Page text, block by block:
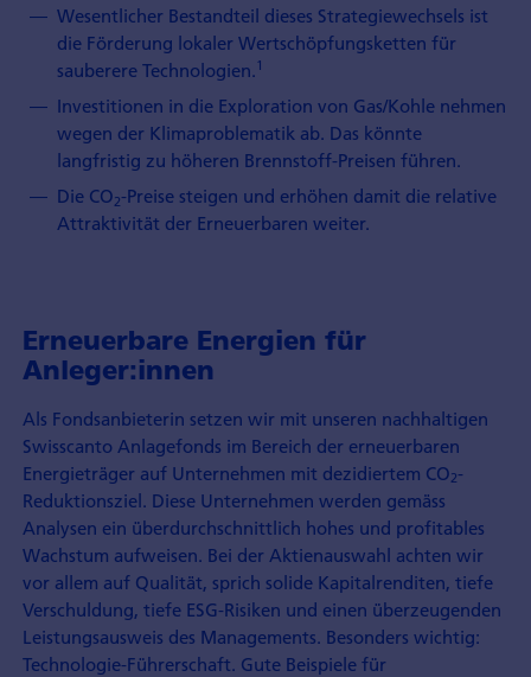
Wesentlicher Bestandteil dieses Strategiewechsels ist
die Förderung lokaler Wertschöpfungsketten für
sauberere Technologien.1
Investitionen in die Exploration von Gas/Kohle nehmen
wegen der Klimaproblematik ab. Das könnte
langfristig zu höheren Brennstoff-Preisen führen.
Die CO2-Preise steigen und erhöhen damit die relative
Attraktivität der Erneuerbaren weiter.
Erneuerbare Energien für
Anleger:innen
Als Fondsanbieterin setzen wir mit unseren nachhaltigen
Swisscanto Anlagefonds im Bereich der erneuerbaren
Energieträger auf Unternehmen mit dezidiertem CO2-
Reduktionsziel. Diese Unternehmen werden gemäss
Analysen ein über­durchschnittlich hohes und profitables
Wachstum aufweisen. Bei der Aktienauswahl achten wir
vor allem auf Qualität, sprich solide Kapitalrenditen, tiefe
Verschuldung, tiefe ESG-Risiken und einen überzeugenden
Leistungsausweis des Managements. Besonders wichtig:
Technologie-Führerschaft. Gute Beispiele für